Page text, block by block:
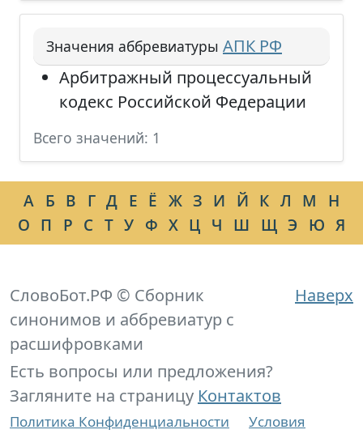
Значения аббревиатуры АПК РФ
Арбитражный процессуальный
кодекс Российской Федерации
Всего значений: 1
А Б В Г Д Е Ё Ж З И Й К Л М
Н
О П Р С Т У Ф Х Ц Ч Ш Щ Э Ю Я
Наверх
СловоБот.РФ © Сборник
синонимов и аббревиатур с
расшифровками
Есть вопросы или предложения?
Загляните на страницу Контактов
Политика Конфиденциальности
Условия